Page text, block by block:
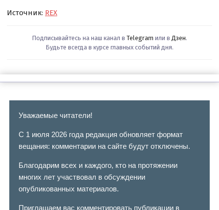
Источник: REX
Подписывайтесь на наш канал в Telegram или в Дзен.
Будьте всегда в курсе главных событий дня.
Уважаемые читатели!
С 1 июля 2026 года редакция обновляет формат
вещания: комментарии на сайте будут отключены.
Благодарим всех и каждого, кто на протяжении
многих лет участвовал в обсуждении
опубликованных материалов.
Приглашаем вас комментировать публикации в